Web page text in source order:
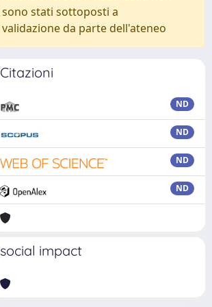
sono stati sottoposti a
validazione da parte dell'ateneo
Citazioni
ND
ND
ND
ND
social impact